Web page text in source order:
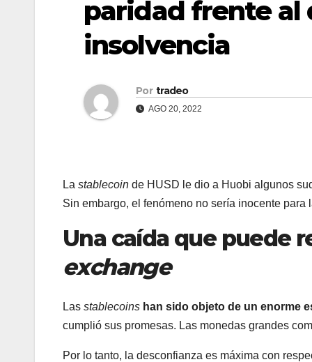
paridad frente al
insolvencia
Por tradeo
AGO 20, 2022
La stablecoin de HUSD le dio a Huobi algunos
Sin embargo, el fenómeno no sería inocente para
Una caída que puede
exchange
Las stablecoins han sido objeto de un enorme
cumplió sus promesas. Las monedas grandes
Por lo tanto, la desconfianza es máxima con